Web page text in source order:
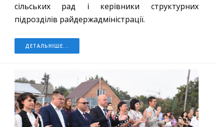
сільських рад і керівники структурних
підрозділів райдержадміністрації.
ДЕТАЛЬНІШЕ...